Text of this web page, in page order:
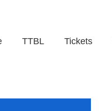
TTBL Tickets